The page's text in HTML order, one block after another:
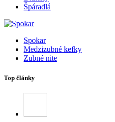
Špáradlá
Spokar
Medzizubné kefky
Zubné nite
Top články